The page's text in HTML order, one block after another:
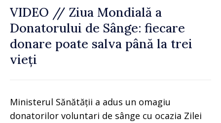
VIDEO // Ziua Mondială a
Donatorului de Sânge: fiecare
donare poate salva până la trei
vieți
Ministerul Sănătății a adus un omagiu
donatorilor voluntari de sânge cu ocazia Zilei